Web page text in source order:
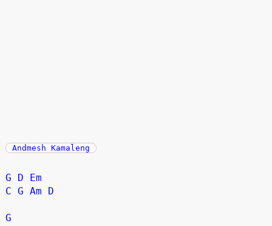
Andmesh Kamaleng
G D
Em
C G Am D
G